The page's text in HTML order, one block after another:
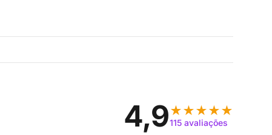
4,9★★★★★
115 avaliações